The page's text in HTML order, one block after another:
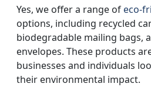
Yes, we offer a range of eco-
options, including recycled
biodegradable mailing bags,
envelopes. These products
businesses and individuals
their environmental impact.